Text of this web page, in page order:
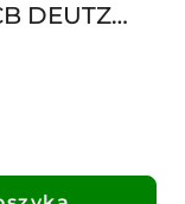
DEUTZ